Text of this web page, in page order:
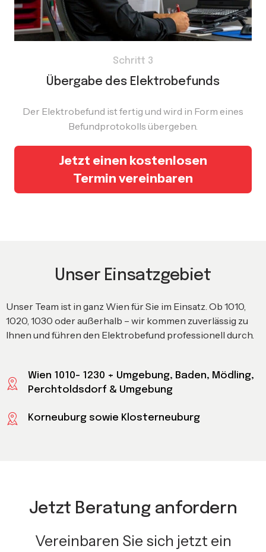
Schritt 3
Übergabe des Elektrobefunds
Der Elektrobefund ist fertig und wird in Form eines
Befundprotokolls übergeben.
Jetzt einen kostenlosen
Termin vereinbaren
Unser Einsatzgebiet
Unser Team ist in ganz Wien für Sie im Einsatz. Ob 1010,
1020, 1030 oder außerhalb – wir kommen zuverlässig zu
Ihnen und führen den Elektrobefund professionell durch.
Wien 1010- 1230 + Umgebung, Baden, Mödling,
Perchtoldsdorf & Umgebung
Korneuburg sowie Klosterneuburg
Jetzt Beratung anfordern
Vereinbaren Sie sich jetzt ein